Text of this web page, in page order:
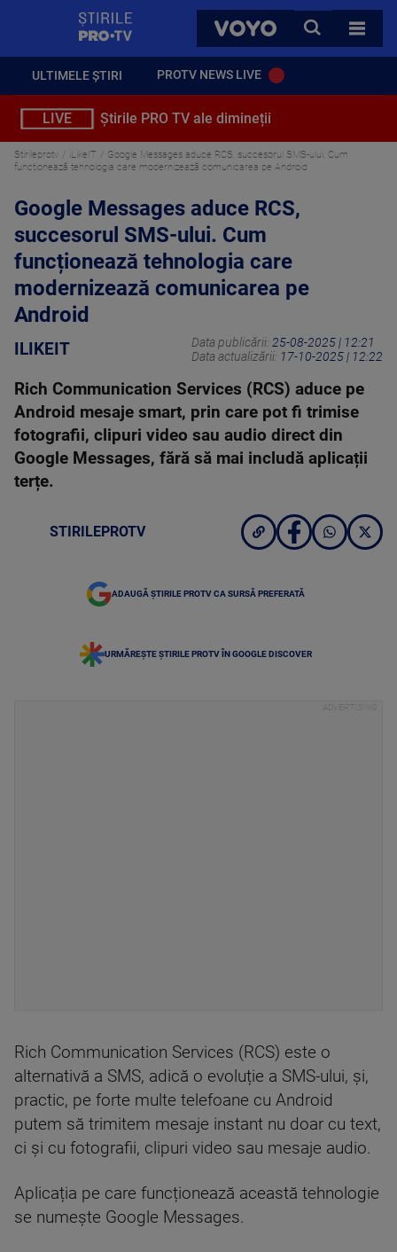
VOYO
CAUTA
TOATE
ULTIMELE ȘTIRI PROTV NEWS LIVE
LIVE Știrile PRO TV ale dimineții
Stirileprotv iLikeIT
Google Messages aduce RCS, succesorul SMS-ului. Cum
funcționează tehnologia care modernizează comunicarea pe Android
Google Messages aduce RCS,
succesorul SMS-ului. Cum
funcționează tehnologia care
modernizează comunicarea pe
Android
ILIKEIT Data publicării: 25-08-2025 | 12:21
Data actualizării: 17-10-2025 | 12:22
Rich Communication Services (RCS) aduce pe
Android mesaje smart, prin care pot fi trimise
fotografii, clipuri video sau audio direct din
Google Messages, fără să mai includă aplicații
terțe.
STIRILEPROTV
ADAUGĂ ȘTIRILE PROTV CA SURSĂ PREFERATĂ
URMĂREȘTE ȘTIRILE PROTV ÎN GOOGLE DISCOVER
Rich Communication Services (RCS) este o
alternativă a SMS, adică o evoluție a SMS-ului, și,
practic, pe forte multe telefoane cu Android
putem să trimitem mesaje instant nu doar cu text,
ci și cu fotografii, clipuri video sau mesaje audio.
Aplicația pe care funcționează această tehnologie
se numește Google Messages.